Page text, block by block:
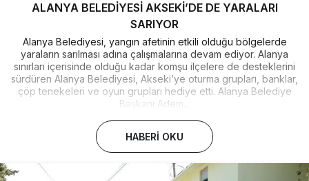
ALANYA BELEDİYESİ AKSEKİ’DE DE YARALARI
SARIYOR
Alanya Belediyesi, yangın afetinin etkili olduğu bölgelerde
yaraların sarılması adına çalışmalarına devam ediyor. Alanya
sınırları içerisinde olduğu kadar komşu ilçelere de desteklerini
sürdüren Alanya Belediyesi, Akseki’ye oturma grupları, banklar,
çöp tenekeleri ve oyun grupları hediye etti. Alanya Belediye
Başkanı Adem...
HABERI OKU